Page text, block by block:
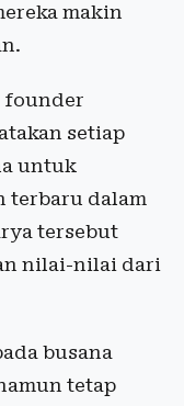
makin
founder
setiap
untuk
terbaru dalam
tersebut
nilai-nilai dari
busana
tetap